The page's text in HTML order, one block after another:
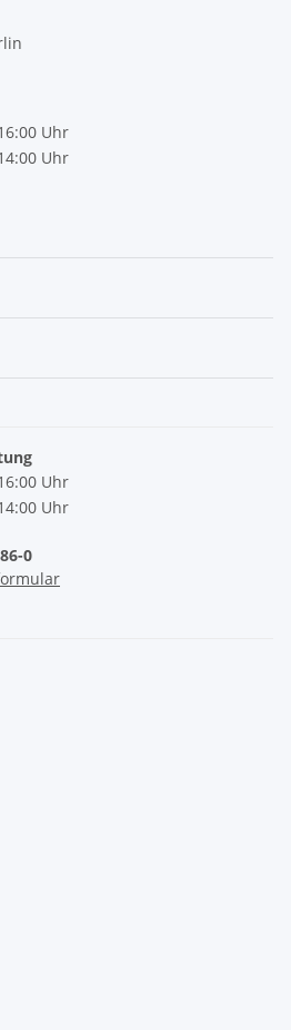
Uhr
Uhr
Uhr
Uhr
0